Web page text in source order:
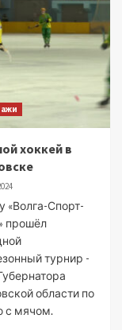
хоккей в
«Волга-Спорт-
прошёл
турнир -
области по
с мячом.